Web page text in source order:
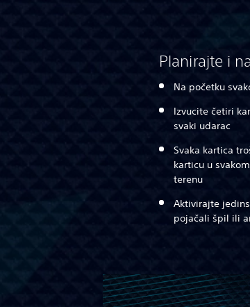
Planirajte i
Na početku
Izvucite četiri
svaki udarac
Svaka kartica
karticu u
terenu
Aktivirajte
pojačali špil ili